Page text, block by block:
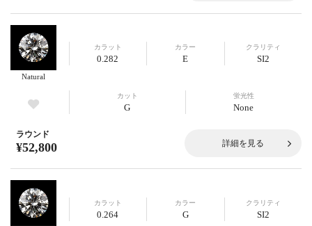
Natural
カラット
0.282
カラー
E
クラリティ
SI2
カット
G
蛍光性
None
ラウンド
¥52,800 詳細を見る
カラット
0.264
カラー
G
クラリティ
SI2